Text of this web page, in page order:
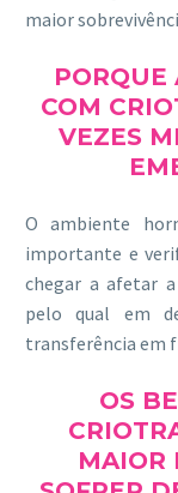
maior
PORQUE
COM
VEZES
O ambiente
importante e
chegar a afetar
pelo qual em
transferência em
OS
MAIOR